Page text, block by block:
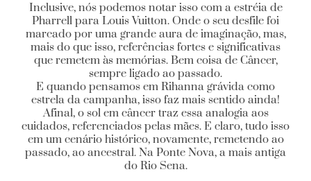
Inclusive, nós podemos notar isso com a estréia de
Pharrell para Louis Vuitton. Onde o seu desfile foi
marcado por uma grande aura de imaginação, mas,
mais do que isso, referências fortes e significativas
que remetem às memórias. Bem coisa de Câncer,
sempre ligado ao passado.
E quando pensamos em Rihanna grávida como
estrela da campanha, isso faz mais sentido ainda!
Afinal, o sol em câncer traz essa analogia aos
cuidados, referenciados pelas mães. E claro, tudo isso
em um cenário histórico, novamente, remetendo ao
passado, ao ancestral. Na Ponte Nova, a mais antiga
do Rio Sena.